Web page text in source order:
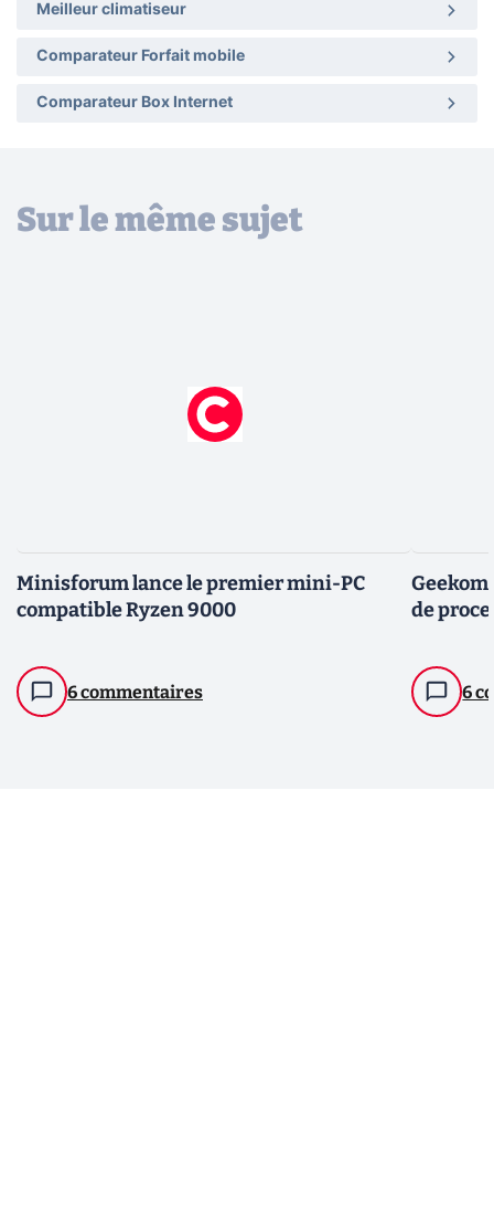
Meilleur climatiseur
Comparateur Forfait mobile
Comparateur Box Internet
Sur le même sujet
Minisforum lance le premier mini-PC
compatible Ryzen 9000
6 commentaires
de
6